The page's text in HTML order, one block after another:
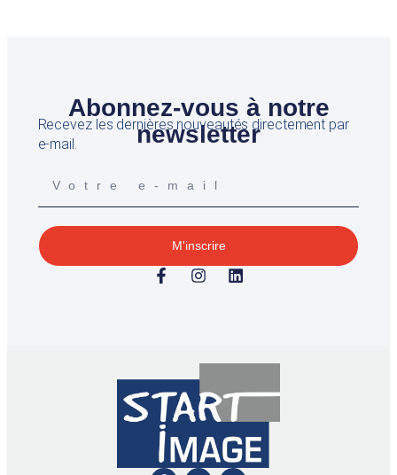
Abonnez-vous à notre
newsletter
Recevez les dernières nouveautés directement par
e-mail.
M'inscrire